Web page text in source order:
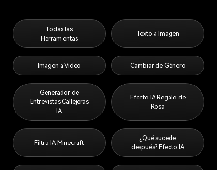
Todas las
Herramientas
Texto a Imagen
Imagen a Video Cambiar de Género
Generador de
Entrevistas Callejeras
IA
Efecto IA Regalo de
Rosa
Filtro IA Minecraft
¿Qué sucede
después? Efecto IA